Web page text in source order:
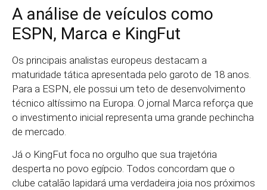
A análise de veículos como
ESPN, Marca e KingFut
Os principais analistas europeus destacam a
maturidade tática apresentada pelo garoto de 18 anos.
Para a ESPN, ele possui um teto de desenvolvimento
técnico altíssimo na Europa. O jornal Marca reforça que
o investimento inicial representa uma grande pechincha
de mercado.
Já o KingFut foca no orgulho que sua trajetória
desperta no povo egípcio. Todos concordam que o
clube catalão lapidará uma verdadeira joia nos próximos